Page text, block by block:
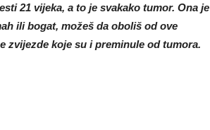
21 vijeka, a to je svakako tumor. Ona je
ili bogat, možeš da oboliš od ove
zvijezde koje su i preminule od tumora.